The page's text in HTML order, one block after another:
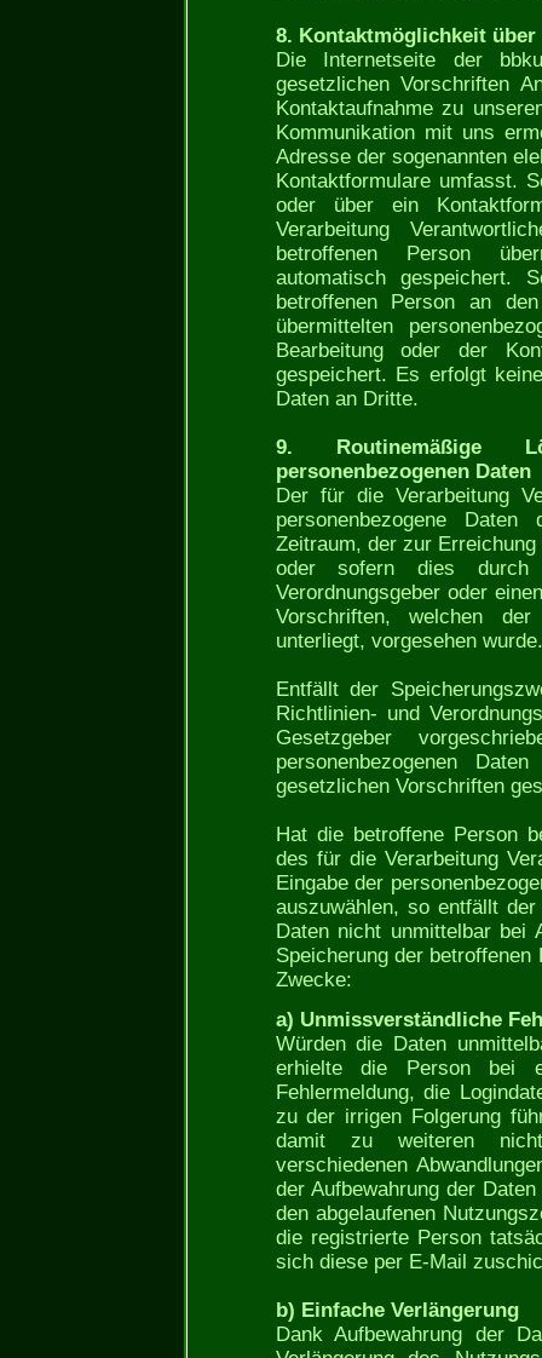
8. Kontaktmöglichkeit
Die Internetseite der
gesetzlichen Vorschriften
Kontaktaufnahme zu
Kommunikation mit uns
Adresse der sogenannten
Kontaktformulare umfasst.
oder über ein
Verarbeitung
betroffenen Person
automatisch gespeichert.
betroffenen Person an
übermittelten
Bearbeitung oder der
gespeichert. Es erfolgt
Daten an Dritte.
9. Routinemäßige
personenbezogenen Daten
Der für die Verarbeitung
personenbezogene
Zeitraum, der zur
oder sofern dies durch
Verordnungsgeber oder
Vorschriften, welchen
unterliegt, vorgesehen wurde.
Entfällt der
Richtlinien- und
Gesetzgeber
personenbezogenen
gesetzlichen Vorschriften
Hat die betroffene Person
des für die Verarbeitung
Eingabe der
auszuwählen, so entfällt
Daten nicht unmittelbar bei
Speicherung der
Zwecke:
a) Unmissverständliche
Würden die Daten
erhielte die Person bei
Fehlermeldung, die
zu der irrigen Folgerung
damit zu weiteren nicht
verschiedenen
der Aufbewahrung der
den abgelaufenen
die registrierte Person
sich diese per E-Mail
b) Einfache Verlängerung
Dank Aufbewahrung der